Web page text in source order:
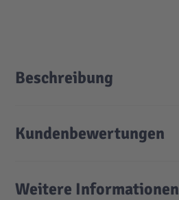
Beschreibung
Kundenbewertungen
Weitere Informationen